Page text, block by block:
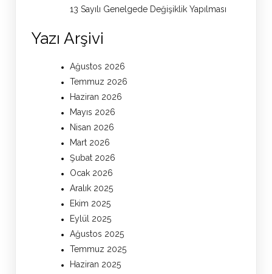
13 Sayılı Genelgede Değişiklik Yapılması
Yazı Arşivi
Ağustos 2026
Temmuz 2026
Haziran 2026
Mayıs 2026
Nisan 2026
Mart 2026
Şubat 2026
Ocak 2026
Aralık 2025
Ekim 2025
Eylül 2025
Ağustos 2025
Temmuz 2025
Haziran 2025